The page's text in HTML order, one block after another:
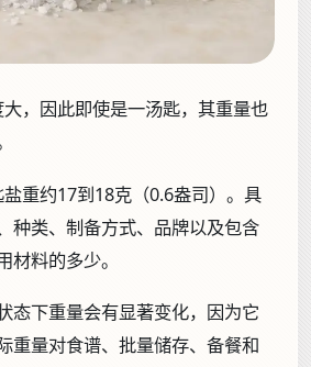
大，因此即使是一汤匙，其重量也
重约17到18克（0.6盎司）。具
种类、制备方式、品牌以及包含
材料的多少。
态下重量会有显著变化，因为它
重量对食谱、批量储存、备餐和